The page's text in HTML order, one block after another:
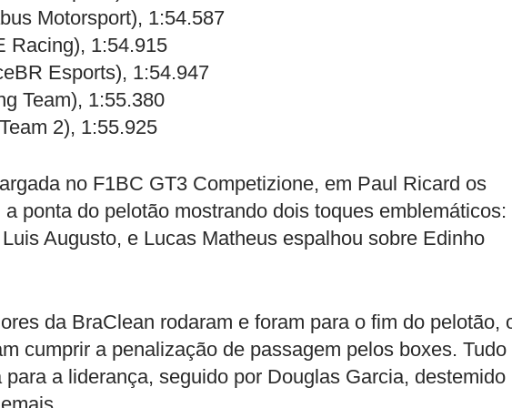
Motorsport), 1:54.587
Racing), 1:54.915
Esports), 1:54.947
Team), 1:55.380
2), 1:55.925
no F1BC GT3 Competizione, em Paul Ricard os
ponta do pelotão mostrando dois toques emblemáticos:
Augusto, e Lucas Matheus espalhou sobre Edinho
da BraClean rodaram e foram para o fim do pelotão,
cumprir a penalização de passagem pelos boxes. Tudo
a liderança, seguido por Douglas Garcia, destemido